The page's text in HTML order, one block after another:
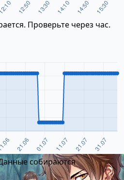
Проверьте через час.
собираются